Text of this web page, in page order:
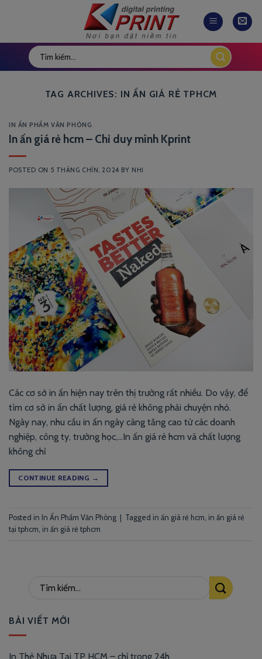
TAG ARCHIVES: IN ẤN GIÁ RẺ TPHCM
IN ẤN PHẨM VĂN PHÒNG
In ấn giá rẻ hcm – Chỉ duy mình Kprint
POSTED ON 5 THÁNG CHÍN, 2024 BY NHI
Các cơ sở in ấn hiện nay trên thị trường rất nhiều. Do vậy, để
tìm cơ sở in ấn chất lượng, giá rẻ không phải chuyện nhỏ.
Ngày nay, nhu cầu in ấn ngày càng tăng cao từ các doanh
nghiệp, công ty, trường học,…In ấn giá rẻ hcm và chất lượng
không chỉ
CONTINUE READING →
Posted in In Ấn Phẩm Văn Phòng Tagged in ấn giá rẻ hcm, in ấn giá rẻ
tại tphcm, in ấn giá rẻ tphcm
BÀI VIẾT MỚI
In Thẻ Nhựa Tại TP HCM – chỉ trong 24h